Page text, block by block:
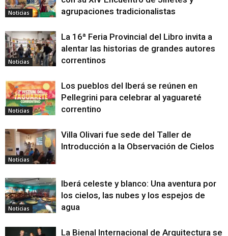
Noticias
agrupaciones tradicionalistas
Noticias
La 16ª Feria Provincial del Libro invita a
alentar las historias de grandes autores
correntinos
Noticias
Los pueblos del Iberá se reúnen en
Pellegrini para celebrar al yaguareté
correntino
Noticias
Villa Olivari fue sede del Taller de
Introducción a la Observación de Cielos
Noticias
Iberá celeste y blanco: Una aventura por
los cielos, las nubes y los espejos de
agua
La Bienal Internacional de Arquitectura se